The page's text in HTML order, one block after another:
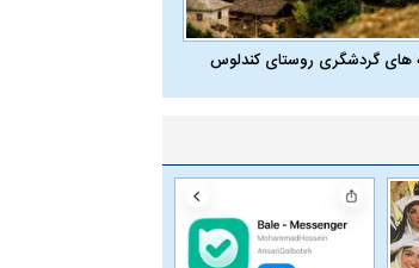
های گردشگری روستای کندلوس
واژگونی مرگبار سمند در اصفهان | ۴ نفر